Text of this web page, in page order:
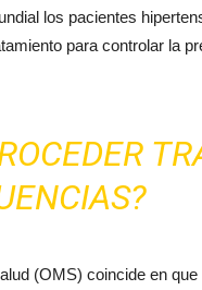
los pacientes
para controlar la
(OMS) coincide en